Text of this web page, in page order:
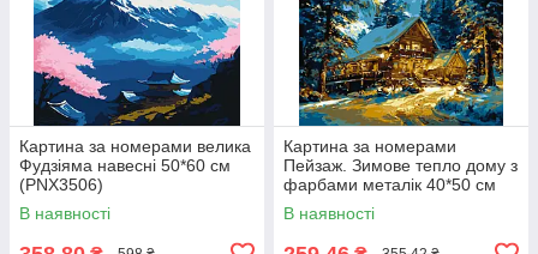
Картина за номерами велика
Фудзіяма навесні 50*60 см
(PNX3506)
В наявності
Картина за номерами
Пейзаж. Зимове тепло дому з
фарбами металік 40*50 см
Орігамі (LW1605-01)
В наявності